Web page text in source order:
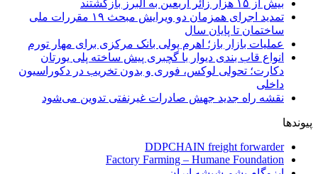
بیش از ۱۵ هزار زائر اربعین به البرز بازگشتند
تمدید اجرای همزمان دو ویرایش مبحث ۱۹ مقررات ملی
ساختمان تا پایان سال
عملیات بازار باز؛ اهرم پولی بانک مرکزی برای مهار تورم
انواع قاب بندی دیوار با گچبری پیش ساخته پلی یورتان
دکارت؛ تحولی لوکس، فوری و بدون تخریب در دکوراسیون
داخلی
نقشه راه جدید جهش صادرات غیرنفتی تدوین می‌شود
پیوندها
DDPCHAIN freight forwarder
Factory Farming – Humane Foundation